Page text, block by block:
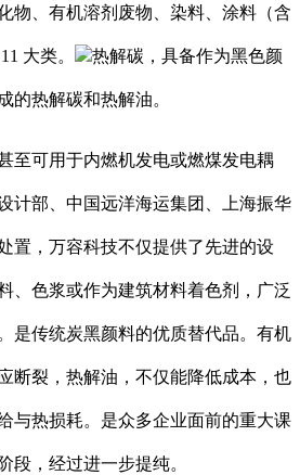
物、有机溶剂废物、染料、涂料（含
大类。 热解碳，具备作为黑色颜
的热解碳和热解油。
可用于内燃机发电或燃煤发电耦
计部、中国远洋海运集团、上海振华
置，万容科技不仅提供了先进的设
、色浆或作为建筑材料着色剂，广泛
是传统炭黑颜料的优质替代品。有机
断裂，热解油，不仅能降低成本，也
与热损耗。是众多企业面前的重大课
段，经过进一步提纯。